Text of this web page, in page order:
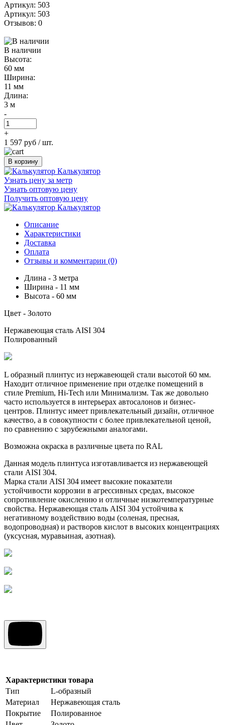
Артикул: 503
Артикул: 503
Отзывов: 0
В наличии
Высота:
60 мм
Ширина:
11 мм
Длина:
3 м
-
+
1 597 руб / шт.
В корзину
Калькулятор
Узнать цену за метр
Узнать оптовую цену
Получить оптовую цену
Калькулятор
Описание
Характеристики
Доставка
Оплата
Отзывы и комментарии (0)
Длина - 3 метра
Ширина - 11 мм
Высота - 60 мм
Цвет - Золото
Нержавеющая сталь AISI 304
Полированный
L образный плинтус из нержавеющей стали высотой 60 мм.
Находит отличное применение при отделке помещений в
стиле Premium, Hi-Tech или Минимализм. Так же довольно
часто используется в интерьерах автосалонов и бизнес-
центров. Плинтус имеет привлекательный дизайн, отличное
качество, а в совокупности с более привлекательной ценой,
по сравнению с зарубежными аналогами.
Возможна окраска в различные цвета по RAL
Данная модель плинтуса изготавливается из нержавеющей
стали AISI 304.
Марка стали AISI 304 имеет высокие показатели
устойчивости коррозии в агрессивных средах, высокое
сопротивление окислению и отличные низкотемпературные
свойства. Нержавеющая сталь AISI 304 устойчива к
негативному воздействию воды (соленая, пресная,
водопроводная) и растворов кислот в высоких концентрациях
(уксусная, муравьиная, азотная).
Характеристики товара
Тип
L-образный
Материал
Нержавеющая сталь
Покрытие
Полированное